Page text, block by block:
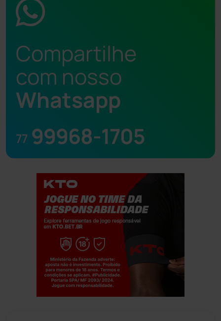
Compartilhe
com nosso
Whatsapp
77 99968-1705